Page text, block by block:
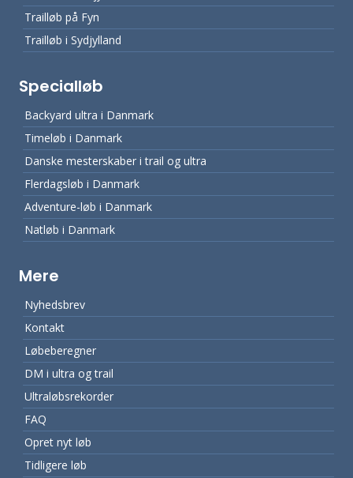
Trailløb på Fyn
Trailløb i Sydjylland
Specialløb
Backyard ultra i Danmark
Timeløb i Danmark
Danske mesterskaber i trail og ultra
Flerdagsløb i Danmark
Adventure-løb i Danmark
Natløb i Danmark
Mere
Nyhedsbrev
Kontakt
Løbeberegner
DM i ultra og trail
Ultraløbsrekorder
FAQ
Opret nyt løb
Tidligere løb